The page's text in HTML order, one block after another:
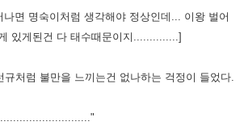
면 명숙이처럼 생각해야 정상인데... 이왕 벌어
있게된건 다 태수때문이지..............]
규처럼 불만을 느끼는건 없나하는 걱정이 들었다.